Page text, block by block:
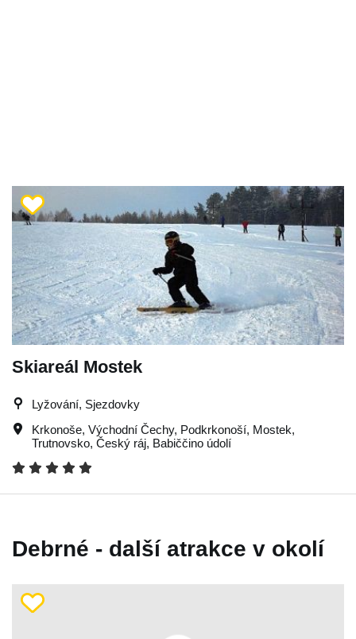
Skiareál Mostek
Lyžování, Sjezdovky
Krkonoše, Východní Čechy, Podkrkonoší, Mostek,
Trutnovsko, Český ráj, Babiččino údolí
Debrné - další atrakce v okolí